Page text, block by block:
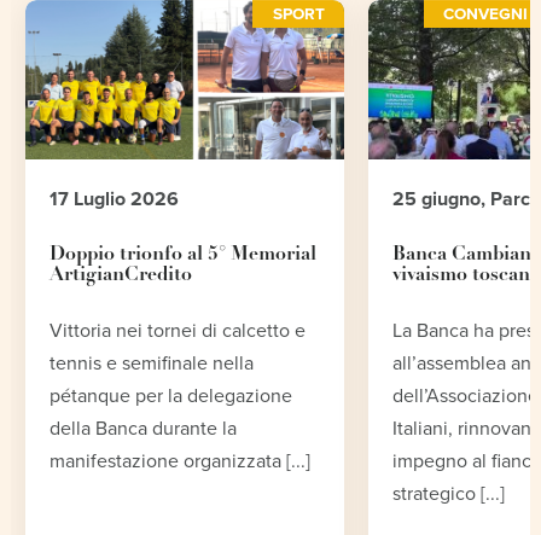
SPORT
17 Luglio 2026
Doppio trionfo al 5° Memorial
ArtigianCredito
Vittoria nei tornei di calcetto e
tennis e semifinale nella
pétanque per la delegazione
della Banca durante la
manifestazione organizzata [...]
CONVEGNI
25 giugno,
Banca
vivaismo toscano
La Banca ha
all’assemblea
Italiani,
impegno al
strategico [...]